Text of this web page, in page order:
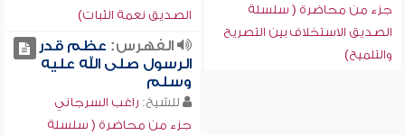
جزء من محاضرة ( سلسلة
الصديق الاستخلاف بين التصريح
والتلميح)
الصديق نعمة الثبات)
الفهرس: عظم قدر
الرسول صلى الله عليه
وسلم
للشيخ: راغب السرجاني
جزء من محاضرة ( سلسلة